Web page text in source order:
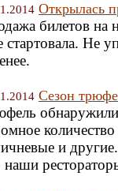
Открылась
билетов на
стартовала. Не
Сезон
обнаружили
и
наши